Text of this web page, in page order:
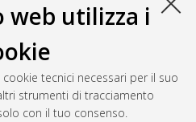
web utilizza i
tecnici necessari per il suo
strumenti di tracciamento
con il tuo consenso.
sottostante.